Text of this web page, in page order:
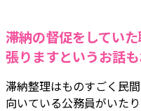
――滞納の督促をしてい
張りますというお話も
滞納整理はものすごく民
向いている公務員がいた